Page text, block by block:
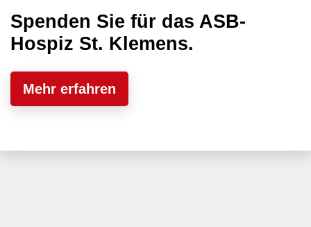
Spenden Sie für das ASB-
Hospiz St. Klemens.
Mehr erfahren